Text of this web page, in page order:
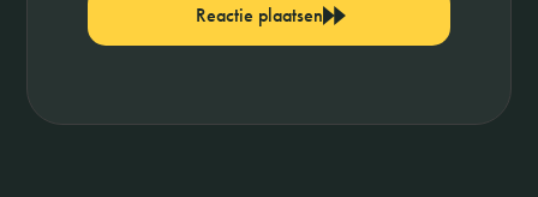
Reactie plaatsen